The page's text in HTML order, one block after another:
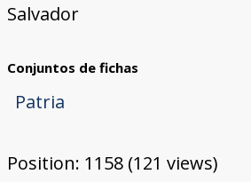
Salvador
Conjuntos de fichas
Patria
Position: 1158(121 views)